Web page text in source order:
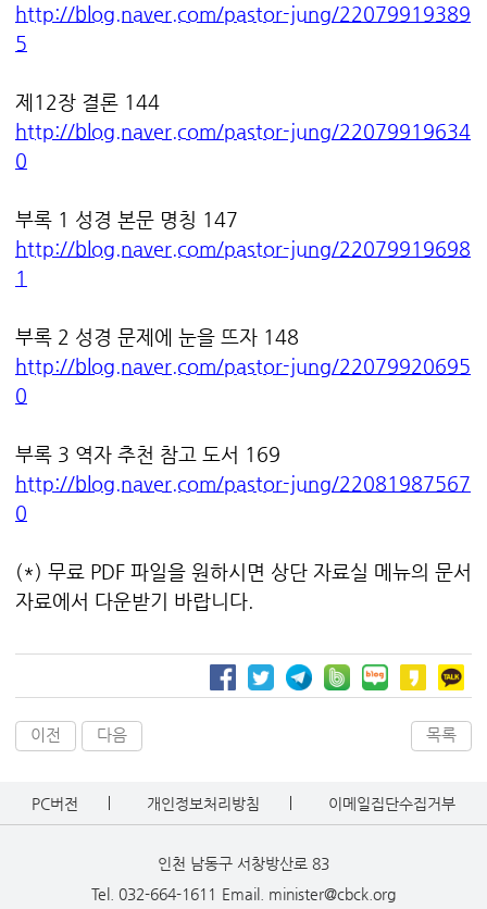
http://blog.naver.com/pastor-jung/22079919389
5
제12장 결론 144
http://blog.naver.com/pastor-jung/22079919634
0
부록 1 성경 본문 명칭 147
http://blog.naver.com/pastor-jung/22079919698
1
부록 2 성경 문제에 눈을 뜨자 148
http://blog.naver.com/pastor-jung/22079920695
0
부록 3 역자 추천 참고 도서 169
http://blog.naver.com/pastor-jung/22081987567
0
(*) 무료 PDF 파일을 원하시면 상단 자료실 메뉴의 문서
자료에서 다운받기 바랍니다.
이전 다음 목록
PC버전 개인정보처리방침 이메일집단수집거부
인천 남동구 서창방산로 83
Tel. 032-664-1611 Email. minister@cbck.org